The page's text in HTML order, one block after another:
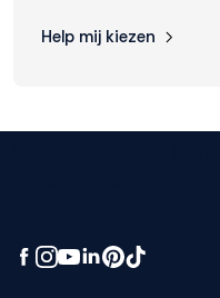
Help mij kiezen